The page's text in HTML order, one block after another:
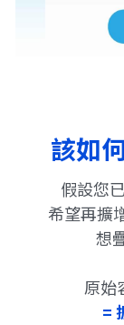
該如
假設您
希望再擴
想
原始
=